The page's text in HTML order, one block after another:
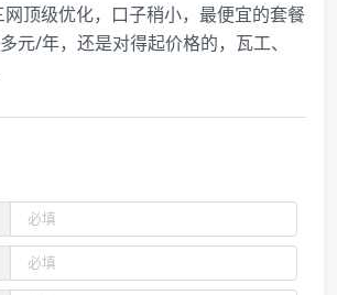
顶级优化，口子稍小，最便宜的套餐
元/年，还是对得起价格的，瓦工、